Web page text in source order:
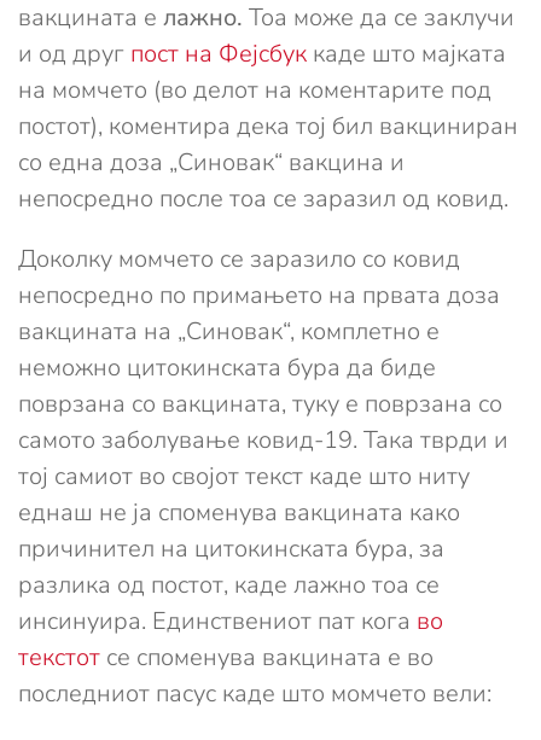
вакцината е лажно. Тоа може да се заклучи
и од друг пост на Фејсбук каде што мајката
на момчето (во делот на коментарите под
постот), коментира дека тој бил вакциниран
со една доза „Синовак“ вакцина и
непосредно после тоа се заразил од ковид.
Доколку момчето се заразило со ковид
непосредно по примањето на првата доза
вакцината на „Синовак“, комплетно е
неможно цитокинската бура да биде
поврзана со вакцината, туку е поврзана со
самото заболување ковид-19. Така тврди и
тој самиот во својот текст каде што ниту
еднаш не ја споменува вакцината како
причинител на цитокинската бура, за
разлика од постот, каде лажно тоа се
инсинуира. Единствениот пат кога во
текстот се споменува вакцината е во
последниот пасус каде што момчето вели: